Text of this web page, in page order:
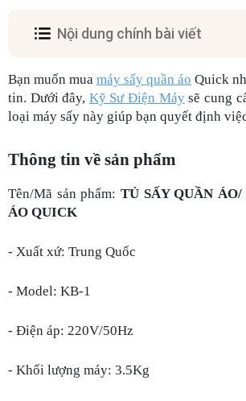
Nội dung chính bài viết
Bạn muốn mua máy sấy quần áo Quick
tin. Dưới đây, Kỹ Sư Điện Máy sẽ cung
loại máy sấy này giúp bạn quyết định
Thông tin về sản phẩm
Tên/Mã sản phẩm: TỦ SẤY QUẦN
ÁO QUICK
- Xuất xứ: Trung Quốc
- Model: KB-1
- Điện áp: 220V/50Hz
- Khối lượng máy: 3.5Kg